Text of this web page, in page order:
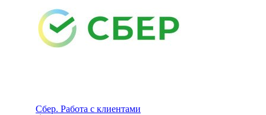
Сбер. Работа с клиентами